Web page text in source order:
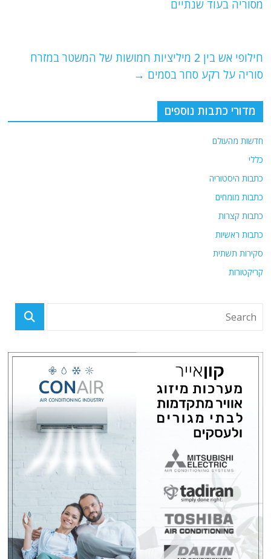
A
ra
k
מסוריה בעוד שנתיים
חילופי אש בין 2 מיליציות חמושות של המשטר במזרח
סוריה על רקע סחר בסמים →
מדורי כתבות נוספים
חדשות מהעולם
כללי
כתבות היסטוריה
כתבות מומחים
כתבות קצרות
כתבות ראשיות
סקירות תשתית
קריקטורות